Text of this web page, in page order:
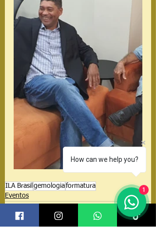
ILA Brasil gemologiaformatura
Eventos
How can we help you?
1